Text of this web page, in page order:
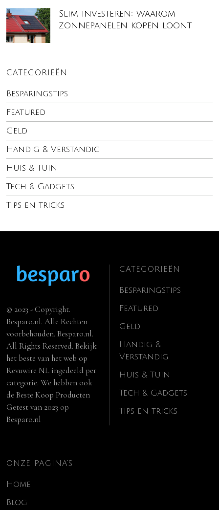
Slim investeren: waarom
zonnepanelen kopen loont
CATEGORIEËN
Besparingstips
Featured
Geld
Handig & Verstandig
Huis & Tuin
Tech & Gadgets
Tips en tricks
© 2023 - Copyright.
Besparo.nl. Alle Rechten
voorbehouden. Besparo.nl.
All Rights Reserved. Bekijk
het beste van het web op
Revuwire NL ingedeeld per
categorie. We hebben ook
deBeste Koop Producten
Getest van 2023 op
Besparo.nl
CATEGORIEËN
Besparingstips
Featured
Geld
Handig &
Verstandig
Huis & Tuin
Tech & Gadgets
Tips en tricks
ONZE PAGINA’S
Home
Blog